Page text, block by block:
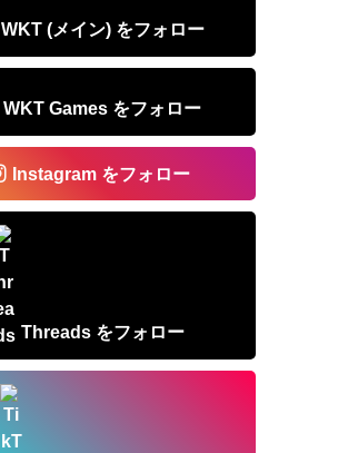
WKT (メイン) をフォロー
WKT Games をフォロー
Instagram をフォロー
Threads をフォロー